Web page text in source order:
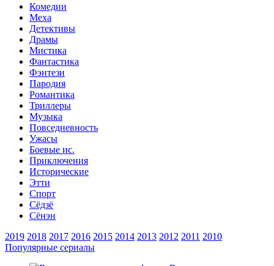
Комедии
Меха
Детективы
Драмы
Мистика
Фантастика
Фэнтези
Пародия
Романтика
Триллеры
Музыка
Повседневность
Ужасы
Боевые ис.
Приключения
Исторические
Этти
Спорт
Сёдзё
Сёнэн
2019 2018 2017 2016 2015 2014 2013 2012 2011 2010
Популярные сериалы